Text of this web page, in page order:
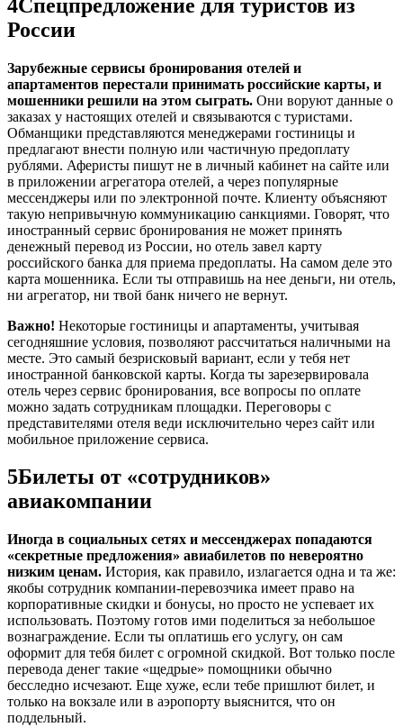
4Спецпредложение для туристов из
России
Зарубежные сервисы бронирования отелей и
апартаментов перестали принимать российские карты, и
мошенники решили на этом сыграть. Они воруют данные о
заказах у настоящих отелей и связываются с туристами.
Обманщики представляются менеджерами гостиницы и
предлагают внести полную или частичную предоплату
рублями. Аферисты пишут не в личный кабинет на сайте или
в приложении агрегатора отелей, а через популярные
мессенджеры или по электронной почте. Клиенту объясняют
такую непривычную коммуникацию санкциями. Говорят, что
иностранный сервис бронирования не может принять
денежный перевод из России, но отель завел карту
российского банка для приема предоплаты. На самом деле это
карта мошенника. Если ты отправишь на нее деньги, ни отель,
ни агрегатор, ни твой банк ничего не вернут.
Важно! Некоторые гостиницы и апартаменты, учитывая
сегодняшние условия, позволяют рассчитаться наличными на
месте. Это самый безрисковый вариант, если у тебя нет
иностранной банковской карты. Когда ты зарезервировала
отель через сервис бронирования, все вопросы по оплате
можно задать сотрудникам площадки. Переговоры с
представителями отеля веди исключительно через сайт или
мобильное приложение сервиса.
5Билеты от «сотрудников»
авиакомпании
Иногда в социальных сетях и мессенджерах попадаются
«секретные предложения» авиабилетов по невероятно
низким ценам. История, как правило, излагается одна и та же:
якобы сотрудник компании-перевозчика имеет право на
корпоративные скидки и бонусы, но просто не успевает их
использовать. Поэтому готов ими поделиться за небольшое
вознаграждение. Если ты оплатишь его услугу, он сам
оформит для тебя билет с огромной скидкой. Вот только после
перевода денег такие «щедрые» помощники обычно
бесследно исчезают. Еще хуже, если тебе пришлют билет, и
только на вокзале или в аэропорту выяснится, что он
поддельный.